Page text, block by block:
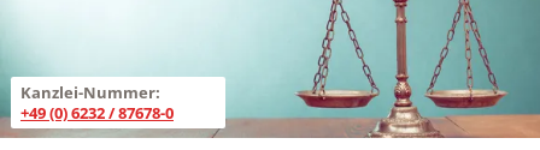
Kanzlei-Nummer:
+49 (0) 6232 / 87678-0